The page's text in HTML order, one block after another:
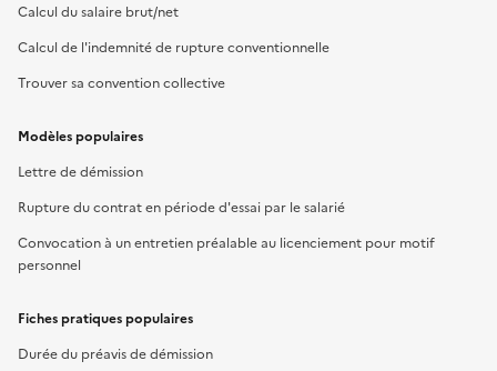
Calcul du salaire brut/net
Calcul de l'indemnité de rupture conventionnelle
Trouver sa convention collective
Modèles populaires
Lettre de démission
Rupture du contrat en période d'essai par le salarié
Convocation à un entretien préalable au licenciement pour motif
personnel
Fiches pratiques populaires
Durée du préavis de démission